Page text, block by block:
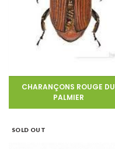
CHARANÇONS ROUGE DU
PALMIER
SOLD OUT